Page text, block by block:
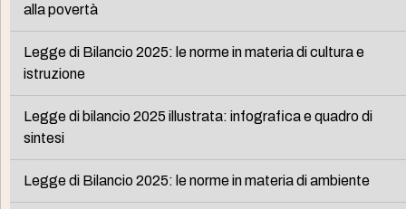
alla povertà
Legge di Bilancio 2025: le norme in materia di cultura e
istruzione
Legge di bilancio 2025 illustrata: infografica e quadro di
sintesi
Legge di Bilancio 2025: le norme in materia di ambiente